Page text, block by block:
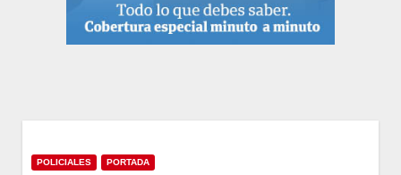
POLICIALES PORTADA